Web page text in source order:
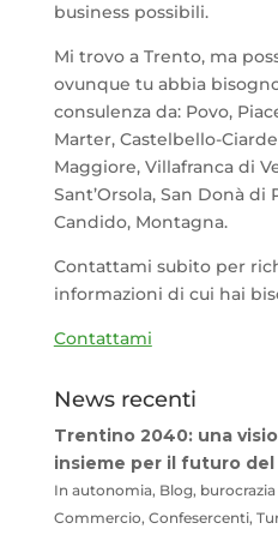
business possibili.
Mi trovo a Trento, ma
ovunque tu abbia
consulenza da: Povo,
Marter, Castelbello-
Maggiore, Villafranca di
Sant’Orsola, San Donà di
Candido, Montagna.
Contattami subito per
informazioni di cui hai
Contattami
News recenti
Trentino 2040: una
insieme per il futuro
In autonomia, Blog,
Commercio, Confesercenti,